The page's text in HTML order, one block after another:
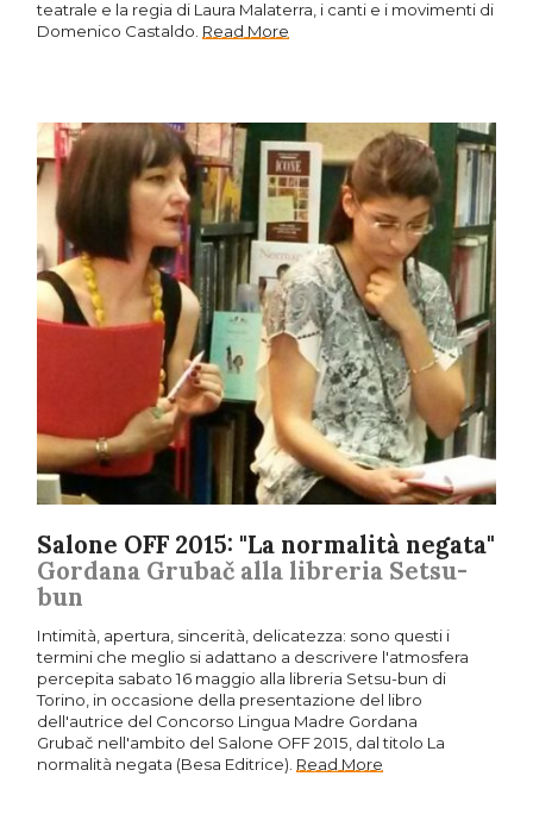
teatrale e la regia di Laura Malaterra, i canti e i movimenti di
Domenico Castaldo. Read More
Salone OFF 2015: "La normalità negata"
Gordana Grubač alla libreria Setsu-
bun
Intimità, apertura, sincerità, delicatezza: sono questi i
termini che meglio si adattano a descrivere l'atmosfera
percepita sabato 16 maggio alla libreria Setsu-bun di
Torino, in occasione della presentazione del libro
dell'autrice del Concorso Lingua Madre Gordana
Grubač nell'ambito del Salone OFF 2015, dal titolo La
normalità negata (Besa Editrice). Read More